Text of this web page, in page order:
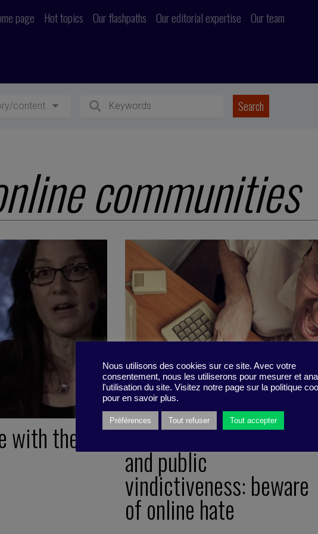
page Hot topics Our flashpaths Our editorial expertise Our team
content
communities
these Sadism, clannishness
and public
vindictiveness: beware
of online hate
Nous utilisons des cookies sur ce site. Avec votre
consentement, nous les utiliserons pour mesurer et
l'utilisation du site. Visitez notre page sur la politique
pour en savoir plus.
Préférences Tout refuser Tout accepter